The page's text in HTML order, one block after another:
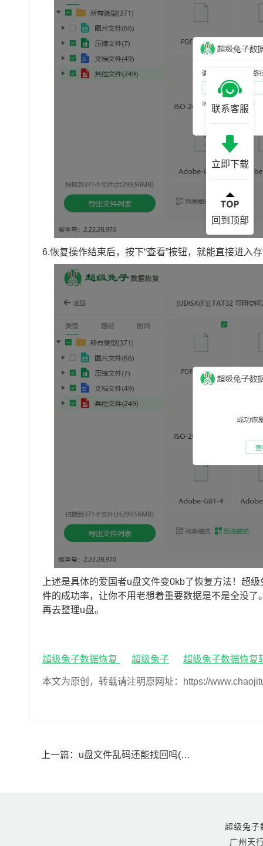
6.恢复操作结束后，按下“查看”按钮，就能直接进入
上述是具体的爱国者u盘文件变0kb了恢复方法！超
件的成功率，让你不用老想着重要数据是不是全没
再去整理u盘。
超级兔子数据恢复 超级兔子 超级兔子数据恢复
本文为原创，转载请注明原网址：https://
上一篇： u盘文件乱码还能找回吗(怎么恢复u盘乱码的文件)
超级兔
广州天
联系客服
立即下载
回到顶部